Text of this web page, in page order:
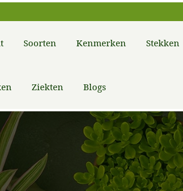
Soorten Kenmerken Stekken
Ziekten Blogs